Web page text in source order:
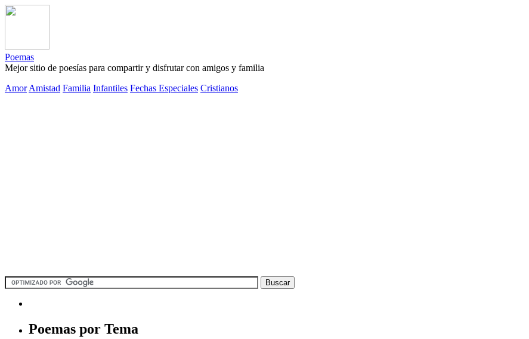
Poemas
Mejor sitio de poesías para compartir y disfrutar con amigos y familia
Amor Amistad Familia Infantiles Fechas Especiales Cristianos
Poemas por Tema